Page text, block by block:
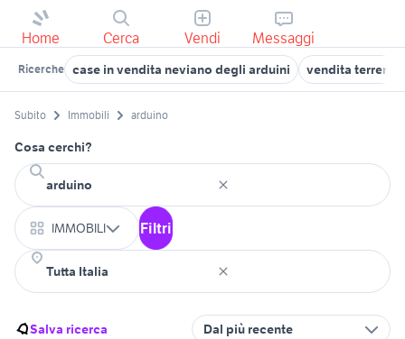
Home Cerca Vendi Messaggi
Ricerche case in vendita neviano degli arduini vendita terreni
Subito Immobili arduino
Cosa cerchi?
IMMOBILI Filtri
Salva ricerca Dal più recente